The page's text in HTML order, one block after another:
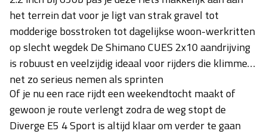
het terrein dat voor je ligt van strak gravel tot
modderige bosstroken tot dagelijkse woon-werkritten
op slecht wegdek De Shimano CUES 2x10 aandrijving
is robuust en veelzijdig ideaal voor rijders die klimmen
net zo serieus nemen als sprinten
Of je nu een race rijdt een weekendtocht maakt of
gewoon je route verlengt zodra de weg stopt de
Diverge E5 4 Sport is altijd klaar om verder te gaan